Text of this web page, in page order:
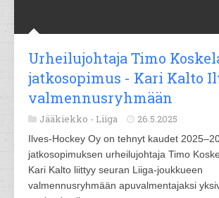
Urheilujohtaja Timo
jatkosopimus - Kari Kalto
valmennusryhmään
Jääkiekko - Liiga 26.5.2025
Ilves-Hockey Oy on tehnyt kaudet
jatkosopimuksen urheilujohtaja Timo
Kari Kalto liittyy seuran Liiga-joukkueen
valmennusryhmään apuvalmentajaksi